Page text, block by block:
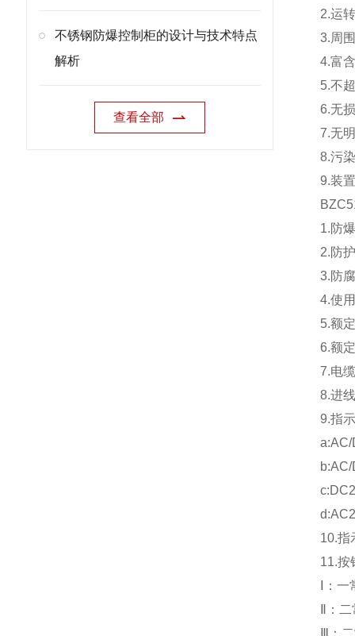
不锈钢防爆控制柜的设计与技术特点
解析
查看全部
2.运
3.周
4.富
5.不
6.无
7.无
8.污
9.装
1.防
2.防
3.防
4.使
5.额
6.额
7.电
8.进
9.指
a:AC/
10.指
11.按
Ⅰ：
Ⅱ：
Ⅲ：